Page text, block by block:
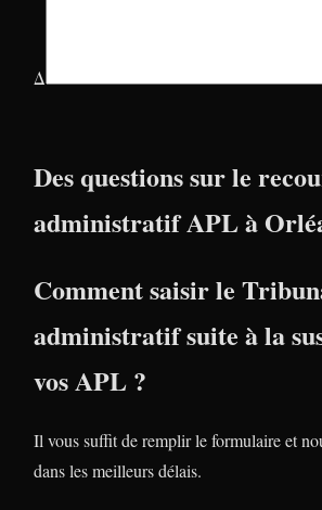
Δ
Des questions sur le
administratif APL à
Comment saisir le
administratif suite à la
vos APL ?
Il vous suffit de remplir le formulaire et
dans les meilleurs délais.